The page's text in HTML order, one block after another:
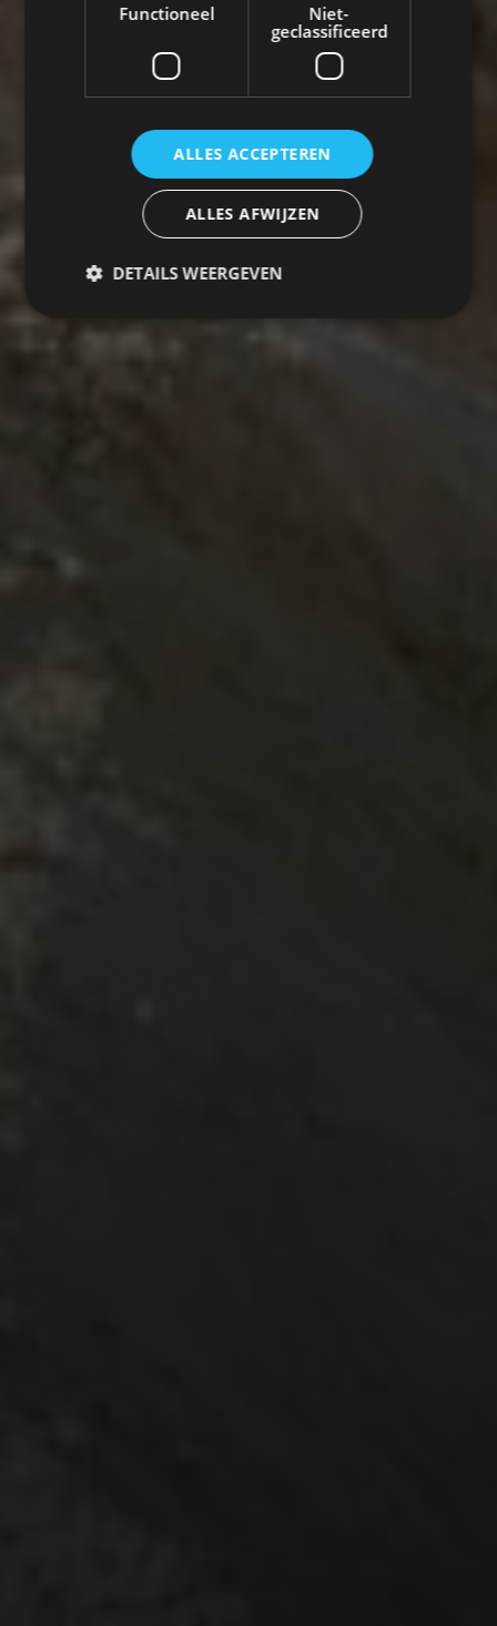
Functioneel
Niet-
geclassificeerd
ALLES ACCEPTEREN
ALLES AFWIJZEN
DETAILS WEERGEVEN